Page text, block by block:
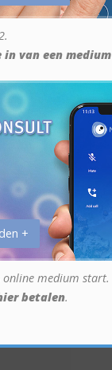
in van een medium
+
online medium start.
betalen.